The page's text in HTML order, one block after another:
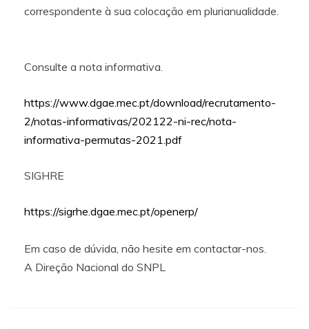
correspondente à sua colocação em plurianualidade.
Consulte a nota informativa.
https://www.dgae.mec.pt/download/recrutamento-
2/notas-informativas/202122-ni-rec/nota-
informativa-permutas-2021.pdf
SIGHRE
https://sigrhe.dgae.mec.pt/openerp/
Em caso de dúvida, não hesite em contactar-nos.
A Direção Nacional do SNPL